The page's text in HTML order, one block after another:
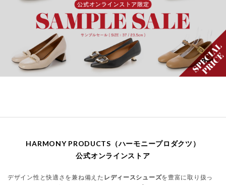
HARMONY PRODUCTS（ハーモニープロダクツ）
公式オンラインストア
デザイン性と快適さを兼ね備えた レディースシューズを豊富に取り扱っ